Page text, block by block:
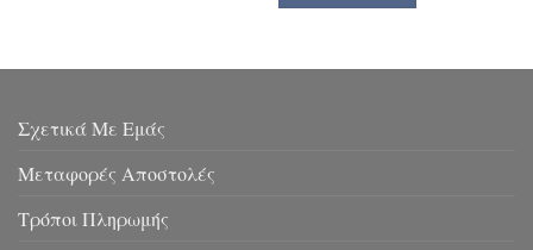
Σχετικά Με Εμάς
Μεταφορές Αποστολές
Τρόποι Πληρωμής